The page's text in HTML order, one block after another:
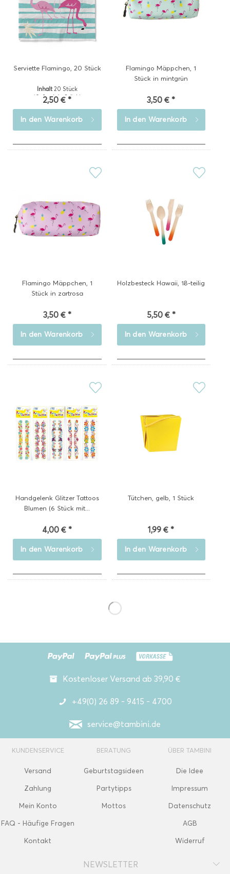
Serviette Flamingo, 20 Stück
Inhalt20 Stück
(0,13 € * / 1 Stück)
2,50 € *
In den Warenkorb
Flamingo Mäppchen, 1
Stück in mintgrün
3,50 € *
In den Warenkorb
Flamingo Mäppchen, 1
Stück in zartrosa
3,50 € *
In den Warenkorb
Holzbesteck Hawaii, 18-teilig
5,50 € *
In den Warenkorb
Handgelenk Glitzer Tattoos
Blumen (6 Stück mit...
4,00 € *
In den Warenkorb
Tütchen, gelb, 1 Stück
1,99 € *
In den Warenkorb
Kostenloser Versand ab 39,90 €
+49(0) 26 89 - 9415 - 4700
service@tambini.de
KUNDENSERVICE
Versand
Zahlung
Mein Konto
FAQ - Häufige Fragen
Kontakt
BERATUNG
Geburtstagsideen
Partytipps
Mottos
ÜBER TAMBINI
Die Idee
Impressum
Datenschutz
AGB
Widerruf
NEWSLETTER